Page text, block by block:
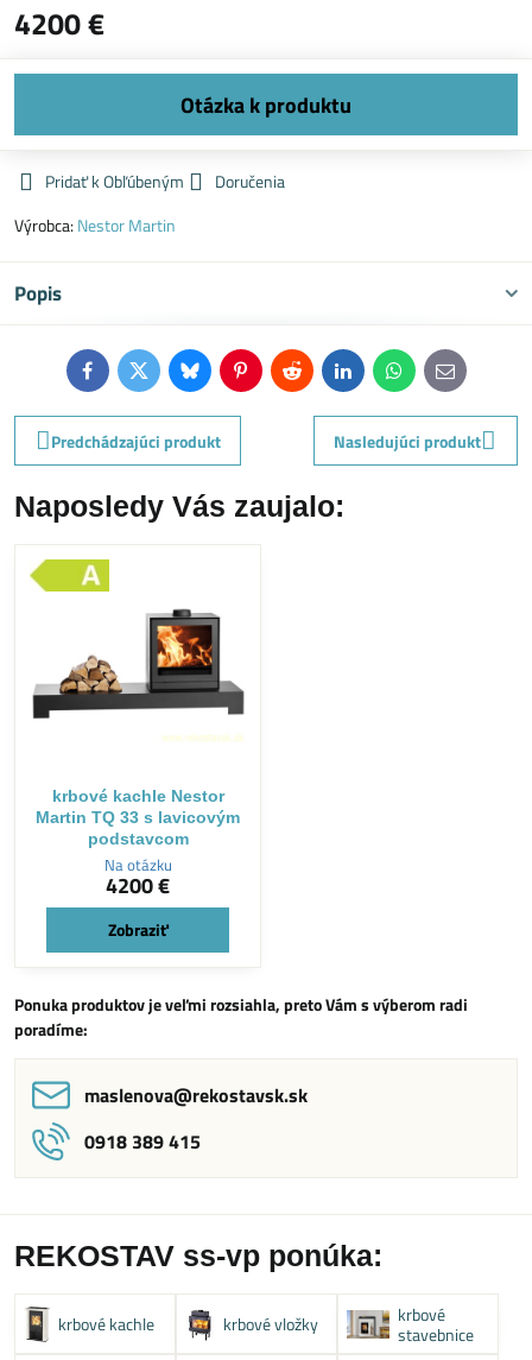
4200 €
Pridať k Obľúbeným
Doručenia
Výrobca: Nestor Martin
Popis
FacebookTwitterBlueskyPinterestReddit LinkedInWhatsApp
E-
mail
Predchádzajúci produkt
Nasledujúci produkt
Naposledy Vás zaujalo:
krbové kachle Nestor
Martin TQ 33 s lavicovým
podstavcom
Na otázku
4200 €
Zobraziť
Ponuka produktov je veľmi rozsiahla, preto Vám s výberom radi
poradíme:
maslenova​@rekostavsk​.sk
0918 389 415
REKOSTAV ss-vp ponúka:
krbové kachle krbové vložky
krbové
stavebnice